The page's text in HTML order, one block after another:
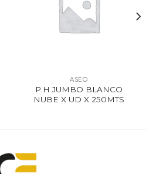
ASEO
P.H JUMBO BLANCO
NUBE X UD X 250MTS